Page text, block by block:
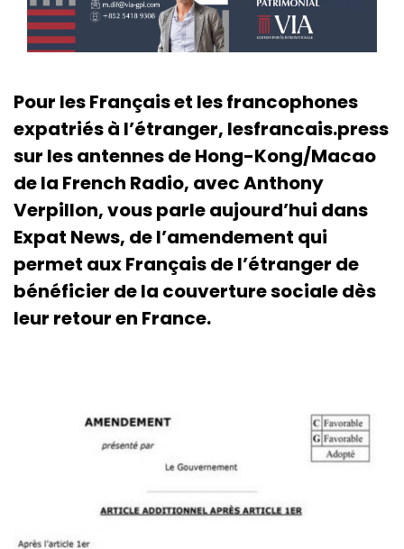
Pour les Français et les francophones
expatriés à l’étranger, lesfrancais.press
sur les antennes de Hong-Kong/Macao
de la French Radio, avec Anthony
Verpillon, vous parle aujourd’hui dans
Expat News, de l’amendement qui
permet aux Français de l’étranger de
bénéficier de la couverture sociale dès
leur retour en France.